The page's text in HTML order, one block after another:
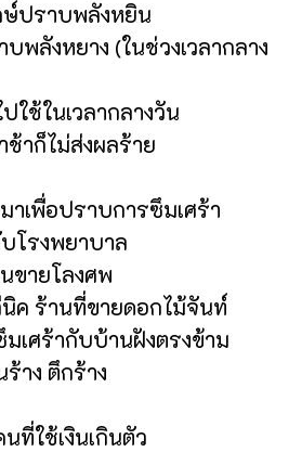
ษ์ปราบพลังหยิน
พลังหยาง (ในช่วงเวลากลาง
ใช้ในเวลากลางวัน
ช้าก็ไม่ส่งผลร้าย
าเพื่อปราบการซึมเศร้า
โรงพยาบาล
ขายโลงศพ
ค ร้านที่ขายดอกไม้จันท์
เศร้ากับบ้านฝังตรงข้าม
าง ตึกร้าง
ที่ใช้เงินเกินตัว